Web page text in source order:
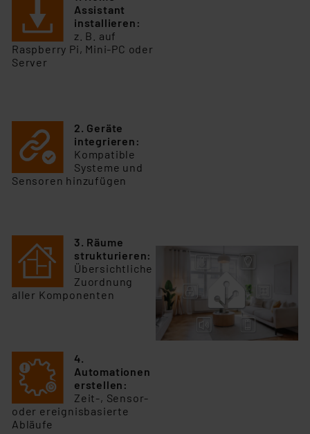
Assistant
installieren:
z. B. auf
Raspberry Pi, Mini-PC oder
Server
2. Geräte
integrieren:
Kompatible
Systeme und
Sensoren hinzufügen
3. Räume
strukturieren:
Übersichtliche
Zuordnung
aller Komponenten
4.
Automationen
erstellen:
Zeit-, Sensor-
oder ereignisbasierte
Abläufe